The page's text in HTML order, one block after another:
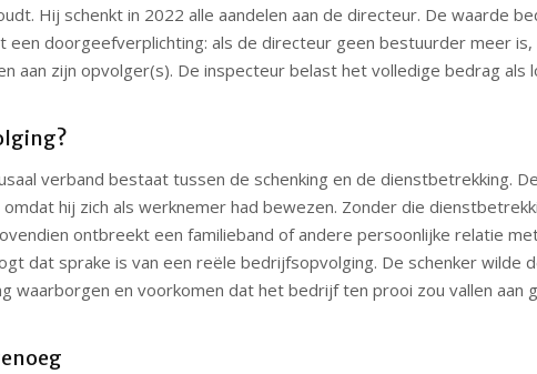
Hij schenkt in 2022 alle aandelen aan de directeur. De waarde
een doorgeefverplichting: als de directeur geen bestuurder meer
aan zijn opvolger(s). De inspecteur belast het volledige bedrag als
verband bestaat tussen de schenking en de dienstbetrekking. De
hij zich als werknemer had bewezen. Zonder die
ontbreekt een familieband of andere persoonlijke relatie
dat sprake is van een reële bedrijfsopvolging. De schenker wilde
waarborgen en voorkomen dat het bedrijf ten prooi zou vallen aan